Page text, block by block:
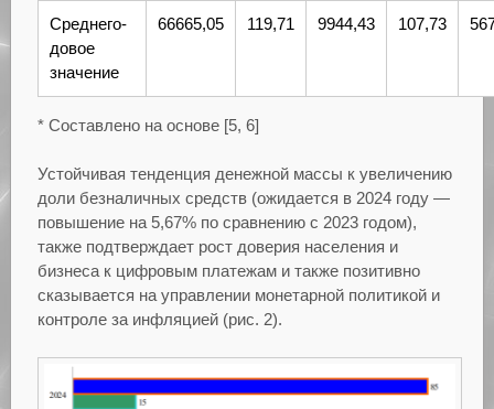
Среднего-
довое
значение
66665,05 119,71 9944,43 107,73
* Составлено на основе [5, 6]
Устойчивая тенденция денежной массы к увеличению
доли безналичных средств (ожидается в 2024 году —
повышение на 5,67% по сравнению с 2023 годом),
также подтверждает рост доверия населения и
бизнеса к цифровым платежам и также позитивно
сказывается на управлении монетарной политикой и
контроле за инфляцией (рис. 2).